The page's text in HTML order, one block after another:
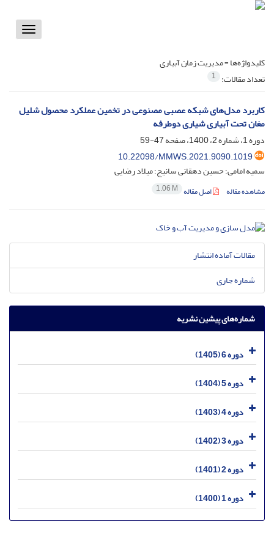
Toggle
کلیدواژه‌ها =مدیریت زمان آبیاری
تعداد مقالات: 1
کاربرد مدل‌های شبکه عصبی مصنوعی در تخمین عملکرد محصول شلیل
مغان تحت آبیاری شیاری دوطرفه
دوره 1، شماره 2، 1400، صفحه
47-59
10.22098/MMWS.2021.9090.1019
سمیه امامی؛ حسین دهقانی سانیج؛ میلاد رضایی
مشاهده مقاله اصل مقاله 1.06 M
مقالات آماده انتشار
شماره جاری
شماره‌های پیشین نشریه
دوره 6 (1405)
دوره 5 (1404)
دوره 4 (1403)
دوره 3 (1402)
دوره 2 (1401)
دوره 1 (1400)